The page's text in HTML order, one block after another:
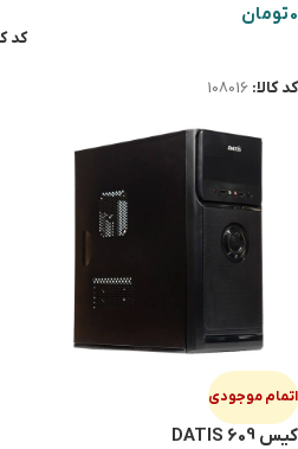
0تومان
کد کالا: 108016
کد
اتمام موجودی
کیس DATIS 609